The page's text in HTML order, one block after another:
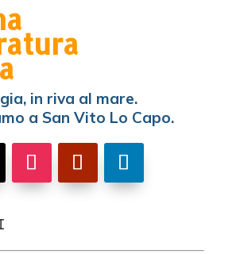
in riva al mare.
a San Vito Lo Capo.